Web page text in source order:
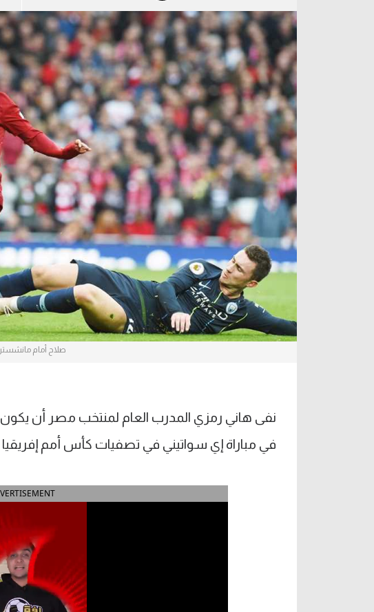
آراء حرة
ركن الألعاب
الدوري السعودي للمحترفين
دوري أبطال أوروبا
دوري أبطال إفريقيا
كل البطولات
صلاح أمام
نفى هاني رمزي المدرب العام لمنتخب مصر أن
في مباراة إي سواتيني في تصفيات كأس أمم إفريقيا